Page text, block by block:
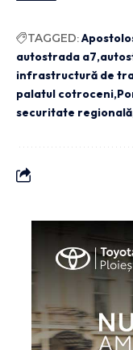
TAGGED:
autostrada a7
infrastructură de
palatul cotroceni
securitate regională